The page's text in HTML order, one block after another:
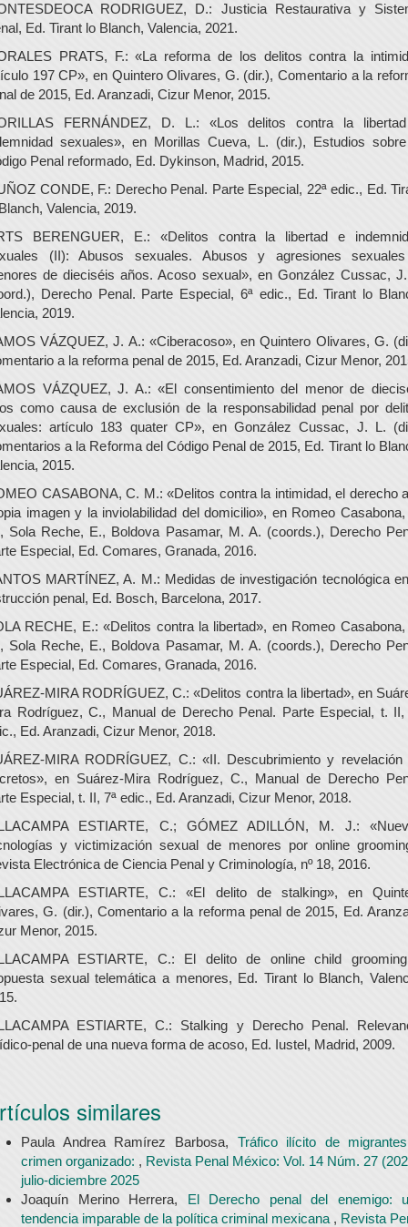
RODRIGUEZ, D.: Justicia Restaurativa y
Ed. Tirant lo Blanch, Valencia, 2021.
PRATS, F.: «La reforma de los delitos contra la
197 CP», en Quintero Olivares, G. (dir.), Comentario a la
de 2015, Ed. Aranzadi, Cizur Menor, 2015.
FERNÁNDEZ, D. L.: «Los delitos contra la
sexuales», en Morillas Cueva, L. (dir.), Estudios
Penal reformado, Ed. Dykinson, Madrid, 2015.
CONDE, F.: Derecho Penal. Parte Especial, 22ª edic., Ed.
Valencia, 2019.
BERENGUER, E.: «Delitos contra la libertad e
(II): Abusos sexuales. Abusos y agresiones
de dieciséis años. Acoso sexual», en González Cussac,
Derecho Penal. Parte Especial, 6ª edic., Ed. Tirant lo
2019.
VÁZQUEZ, J. A.: «Ciberacoso», en Quintero Olivares, G.
a la reforma penal de 2015, Ed. Aranzadi, Cizur Menor,
VÁZQUEZ, J. A.: «El consentimiento del menor de
como causa de exclusión de la responsabilidad penal por
artículo 183 quater CP», en González Cussac, J. L.
a la Reforma del Código Penal de 2015, Ed. Tirant lo
2015.
CASABONA, C. M.: «Delitos contra la intimidad, el derecho
imagen y la inviolabilidad del domicilio», en Romeo
Sola Reche, E., Boldova Pasamar, M. A. (coords.), Derecho
Especial, Ed. Comares, Granada, 2016.
MARTÍNEZ, A. M.: Medidas de investigación tecnológica
penal, Ed. Bosch, Barcelona, 2017.
RECHE, E.: «Delitos contra la libertad», en Romeo
Sola Reche, E., Boldova Pasamar, M. A. (coords.), Derecho
Especial, Ed. Comares, Granada, 2016.
MIRA RODRÍGUEZ, C.: «Delitos contra la libertad», en
Rodríguez, C., Manual de Derecho Penal. Parte Especial, t. II,
Ed. Aranzadi, Cizur Menor, 2018.
MIRA RODRÍGUEZ, C.: «II. Descubrimiento y revelación
en Suárez-Mira Rodríguez, C., Manual de Derecho
Especial, t. II, 7ª edic., Ed. Aranzadi, Cizur Menor, 2018.
ESTIARTE, C.; GÓMEZ ADILLÓN, M. J.:
y victimización sexual de menores por online
Electrónica de Ciencia Penal y Criminología, nº 18, 2016.
ESTIARTE, C.: «El delito de stalking», en
G. (dir.), Comentario a la reforma penal de 2015, Ed.
Menor, 2015.
ESTIARTE, C.: El delito de online child
sexual telemática a menores, Ed. Tirant lo Blanch,
ESTIARTE, C.: Stalking y Derecho Penal.
penal de una nueva forma de acoso, Ed. Iustel, Madrid, 2009.
similares
Paula Andrea Ramírez Barbosa, Tráfico ilícito de
crimen organizado: , Revista Penal México: Vol. 14 Núm. 27
julio-diciembre 2025
Joaquín Merino Herrera, El Derecho penal del enemigo:
tendencia imparable de la política criminal mexicana , Revista